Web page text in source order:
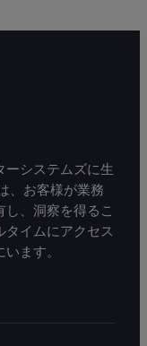
システムズに生
、お客様が業務
、洞察を得るこ
タイムにアクセス
ます。